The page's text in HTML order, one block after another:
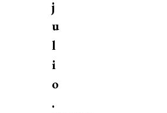
j
u
l
i
o
.